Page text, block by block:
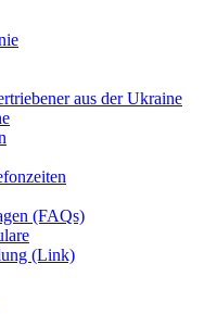
aus der Ukraine
(FAQs)
(Link)